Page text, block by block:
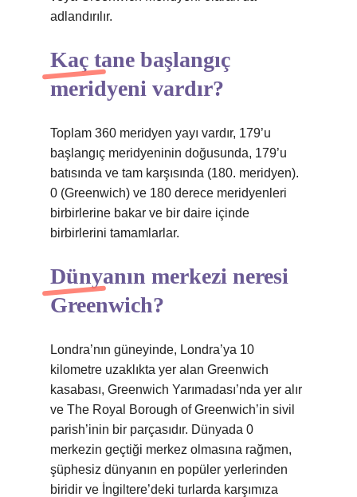
adlandırılır.
Kaç tane başlangıç
meridyeni vardır?
Toplam 360 meridyen yayı vardır, 179’u
başlangıç ​​meridyeninin doğusunda, 179’u
batısında ve tam karşısında (180. meridyen).
0 (Greenwich) ve 180 derece meridyenleri
birbirlerine bakar ve bir daire içinde
birbirlerini tamamlarlar.
Dünyanın merkezi neresi
Greenwich?
Londra’nın güneyinde, Londra’ya 10
kilometre uzaklıkta yer alan Greenwich
kasabası, Greenwich Yarımadası’nda yer alır
ve The Royal Borough of Greenwich’in sivil
parish’inin bir parçasıdır. Dünyada 0
merkezin geçtiği merkez olmasına rağmen,
şüphesiz dünyanın en popüler yerlerinden
biridir ve İngiltere’deki turlarda karşımıza